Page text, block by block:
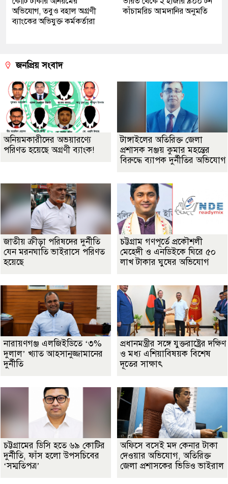
অভিযোগ, তবুও বহাল অগ্রণী
ব্যাংকের অভিযুক্ত কর্মকর্তারা
কাঁচামরিচ আমদানির অনুমতি
জনপ্রিয় সংবাদ
অনিয়মকারীদের অভয়ারণ্যে
পরিণত হয়েছে অগ্রণী ব্যাংক!
টাঙ্গাইলের অতিরিক্ত জেলা
প্রশাসক সঞ্জয় কুমার মহন্তের
বিরুদ্ধে ব্যাপক দুর্নীতির অভিযোগ
জাতীয় ক্রীড়া পরিষদের দুর্নীতি
যেন মরনঘাতি ভাইরাসে পরিণত
হয়েছে
চট্টগ্রাম গণপূর্তে প্রকৌশলী
মেহেদী ও এনডিইকে ঘিরে ৫০
লাখ টাকার ঘুষের অভিযোগ
নারায়ণগঞ্জ এলজিইডিতে ‘৩%
দুলাল’ খ্যাত আহসানুজ্জামানের
দুর্নীতি
প্রধানমন্ত্রীর সঙ্গে যুক্তরাষ্ট্রের দক্ষিণ
ও মধ্য এশিয়াবিষয়ক বিশেষ
দূতের সাক্ষাৎ
চট্টগ্রামের ডিসি হতে ৬৯ কোটির
দুর্নীতি, ফাঁস হলো উপসচিবের
‘সম্মতিপত্র’
অফিসে বসেই মদ কেনার টাকা
দেওয়ার অভিযোগ, অতিরিক্ত
জেলা প্রশাসকের ভিডিও ভাইরাল